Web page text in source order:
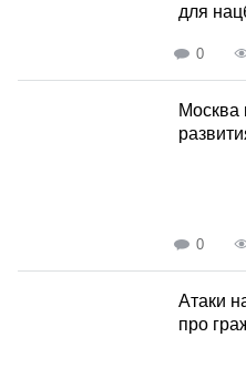
для
0
Москва
0
Атаки
про